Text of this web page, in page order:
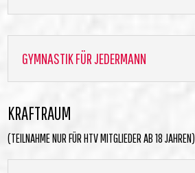
GYMNASTIK FÜR JEDERMANN
KRAFTRAUM
(TEILNAHME NUR FÜR HTV MITGLIEDER AB 18 JAHREN)